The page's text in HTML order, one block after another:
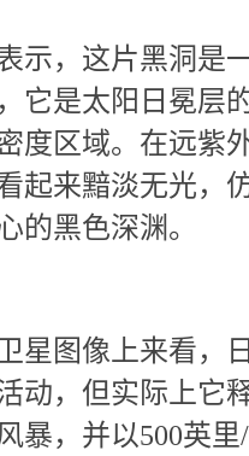
示，这片黑洞是
它是太阳日冕层
度区域。在远紫
起来黯淡无光，
的黑色深渊。
星图像上来看，
动，但实际上它
暴，并以500英